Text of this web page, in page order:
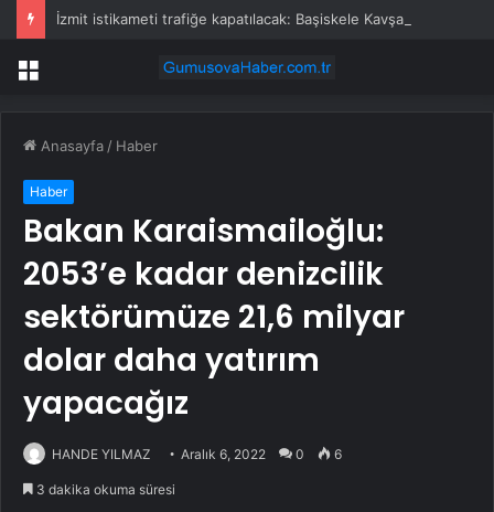
Menü
Anasayfa / Haber
Haber
Bakan Karaismailoğlu:
2053’e kadar denizcilik
sektörümüze 21,6 milyar
dolar daha yatırım
yapacağız
HANDE YILMAZ Aralık 6, 2022 0 6
3 dakika okuma süresi